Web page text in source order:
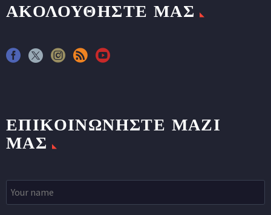
ΑΚΟΛΟΥΘΗΣΤΕ ΜΑΣ
ΕΠΙΚΟΙΝΩΝΉΣΤΕ ΜΑΖΊ
ΜΑΣ